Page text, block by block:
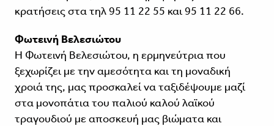
κρατήσεις στα τηλ 95 11 22 55 και 95 11 22 66.
Φωτεινή Βελεσιώτου
Η Φωτεινή Βελεσιώτου, η ερμηνεύτρια που
ξεχωρίζει με την αμεσότητα και τη μοναδική
χροιά της, μας προσκαλεί να ταξιδέψουμε μαζί
στα μονοπάτια του παλιού καλού λαϊκού
τραγουδιού με αποσκευή μας βιώματα και